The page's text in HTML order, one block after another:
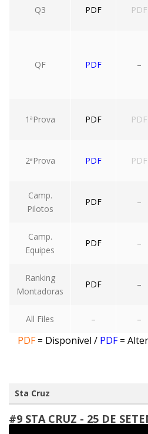
Q3 PDF PDF
QF PDF –
1ªProva PDF PDF
2ªProva PDF PDF
Camp.
Pilotos
PDF –
Camp.
Equipes
PDF –
Ranking
Montadoras
PDF –
All Files – –
PDF = Disponível / PDF =
Sta Cruz
#9 STA CRUZ - 25 DE